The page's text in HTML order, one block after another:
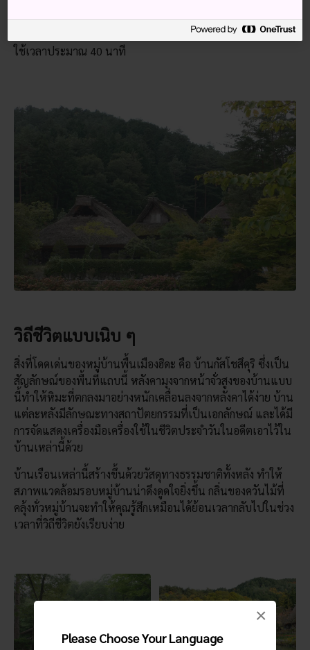
Please Choose Your Language
×
คุณสามารถเดินทางจากสถานีทะคะยะมะไปยังหมู่บ้านพื้นเมืองฮิ
ดะได้ด้วยรถบัส ซึ่งใช้เวลา 10 นาที หรือเดินจากสถานีรถไฟโดย
ใช้เวลาประมาณ 40 นาที
วิถีชีวิตแบบเนิบ ๆ
สิ่งที่โดดเด่นของหมู่บ้านพื้นเมืองฮิดะ คือ บ้านกัสโชสึคุริ ซึ่งเป็น
สัญลักษณ์ของพื้นที่แถบนี้ หลังคามุงจากหน้าจั่วสูงของบ้านแบบ
นี้ทำให้หิมะที่ตกลงมาอย่างหนักเคลื่อนลงจากหลังคาได้ง่าย บ้าน
แต่ละหลังมีลักษณะทางสถาปัตยกรรมที่เป็นเอกลักษณ์ และได้มี
การจัดแสดงเครื่องมือเครื่องใช้ในชีวิตประจำวันในอดีตเอาไว้ใน
บ้านเหล่านี้ด้วย
บ้านเรือนเหล่านี้สร้างขึ้นด้วยวัสดุทางธรรมชาติทั้งหลัง ทำให้
สภาพแวดล้อมรอบหมู่บ้านน่าดึงดูดใจยิ่งขึ้น กลิ่นของควันไม้ที่
คลุ้งทั่วหมู่บ้านจะทำให้คุณรู้สึกเหมือนได้ย้อนเวลากลับไปในช่วง
เวลาที่วิถีชีวิตยังเรียบง่าย